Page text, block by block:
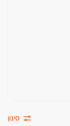
סינון